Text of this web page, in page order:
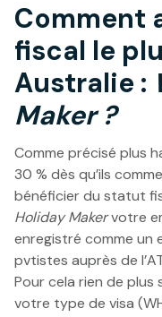
Comment
fiscal le
Australie :
Maker ?
Comme précisé plus
30 % dès qu’ils
bénéficier du statut
Holiday Makervotre
enregistré comme un
pvtistes auprès de
Pour cela rien de plus
votre type de visa